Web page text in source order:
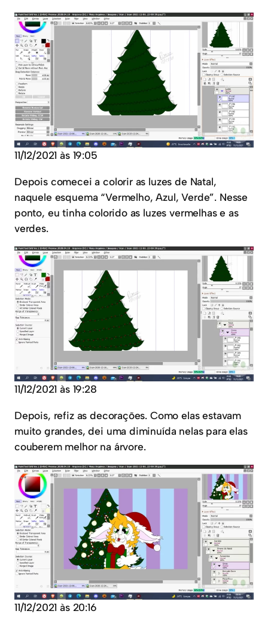
11/12/2021 às 19:05
Depois comecei a colorir as luzes de Natal,
naquele esquema “Vermelho, Azul, Verde”. Nesse
ponto, eu tinha colorido as luzes vermelhas e as
verdes.
11/12/2021 às 19:28
Depois, refiz as decorações. Como elas estavam
muito grandes, dei uma diminuída nelas para elas
couberem melhor na árvore.
11/12/2021 às 20:16